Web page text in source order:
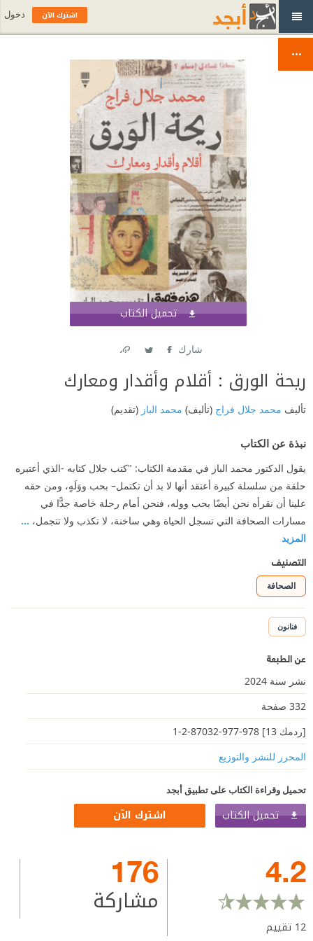
تحميل الكتاب
شارك
ريحة الورق : أقلام وأقدار ومعارك
تأليف محمد جلال فراج (تأليف) محمد الباز (تقديم)
نبذة عن الكتاب
يقول الدكتور محمد الباز في مقدمة الكتاب: "كتب جلال كتابه -الذي أعتبره
حلقة من سلسلة كبيرة أعتقد أنها لا بد أن تكتمل– بحب ووَلَهٍ، ومن حقه
علينا أن نقرأه نحن أيضًا بحب ووله، فنحن أمام رحلة خاصة جدًّا في
مسارات الصحافة التي تسجل الحياة وهي ساخنة، لا تكذب ولا تتجمل، ...
المزيد
التصنيف
الصحافة
فنانون
عن الطبعة
نشر سنة 2024
332 صفحة
[ردمك 13] 978-977-87032-2-1
المحرر للنشر والتوزيع
تحميل وقراءة الكتاب على تطبيق أبجد
تحميل الكتاب اشترك الآن
4.2
12 تقييم
176
مشاركة
اشترك الآن دخول